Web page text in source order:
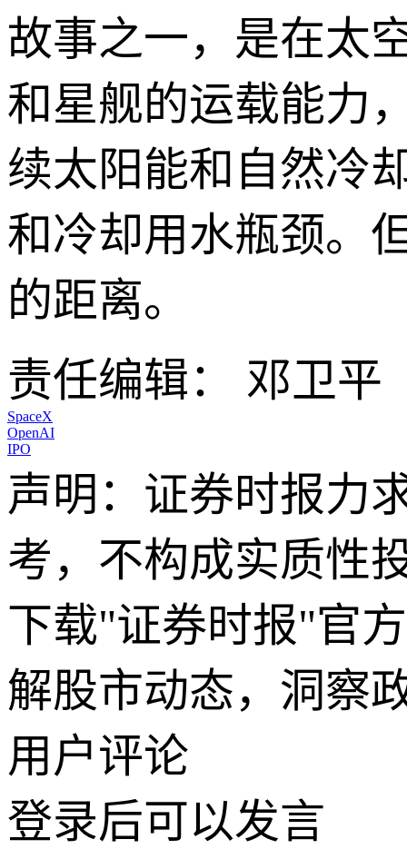
故事之一，是在太
和星舰的运载能力
续太阳能和自然冷
和冷却用水瓶颈。
的距离。
责任编辑： 邓卫平
SpaceX
OpenAI
IPO
声明：证券时报力
考，不构成实质性
下载"证券时报"官
解股市动态，洞察
用户评论
登录后可以发言